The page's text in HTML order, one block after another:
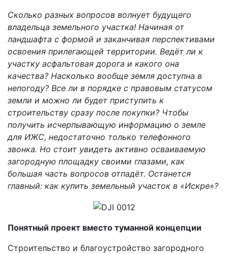
Сколько разных вопросов волнует будущего
владельца земельного участка! Начиная от
ландшафта с формой и заканчивая перспективами
освоения прилегающей территории. Ведёт ли к
участку асфальтовая дорога и какого она
качества? Насколько вообще земля доступна в
непогоду? Все ли в порядке с правовым статусом
земли и можно ли будет приступить к
строительству сразу после покупки? Чтобы
получить исчерпывающую информацию о земле
для ИЖС, недостаточно только телефонного
звонка. Но стоит увидеть активно осваиваемую
загородную площадку своими глазами, как
большая часть вопросов отпадёт. Останется
главный: как купить земельный участок в «Искре»?
Понятный проект вместо туманной концепции
Строительство и благоустройство загородного